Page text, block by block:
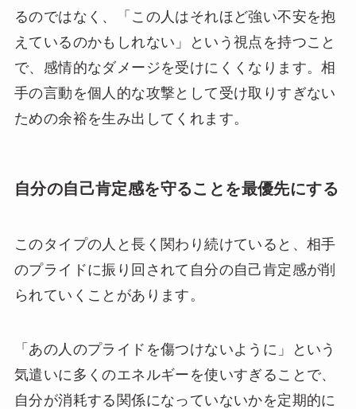
るのではなく、「この人はそれほど強い不安を抱
えているのかもしれない」という視点を持つこと
で、感情的なダメージを受けにくくなります。相
手の言動を個人的な攻撃として受け取りすぎない
ための余裕を生み出してくれます。
自分の自己肯定感を守ることを最優先にする
このタイプの人と長く関わり続けていると、相手
のプライドに振り回されて自分の自己肯定感が削
られていくことがあります。
「あの人のプライドを傷つけないように」という
気遣いに多くのエネルギーを使いすぎることで、
自分が消耗する関係になっていないかを定期的に